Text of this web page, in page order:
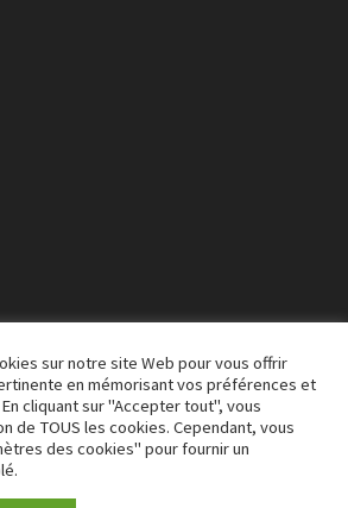
03:50
sur notre site Web pour vous offrir
en mémorisant vos préférences et
cliquant sur "Accepter tout", vous
de TOUS les cookies. Cependant, vous
des cookies" pour fournir un